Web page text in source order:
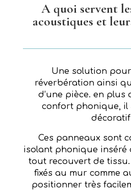
A quoi servent
acoustiques et
Une solution
réverbération ainsi
d’une pièce. en plus
confort phonique, il
Ces panneaux sont
isolant phonique inséré
tout recouvert de
fixés au mur comme
positionner très